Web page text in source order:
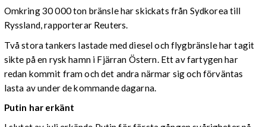
Omkring 30 000 ton bränsle har skickats från Sydkorea till
Ryssland, rapporterar Reuters.
Två stora tankers lastade med diesel och flygbränsle har tagit
sikte på en rysk hamn i Fjärran Östern. Ett av fartygen har
redan kommit fram och det andra närmar sig och förväntas
lasta av under de kommande dagarna.
Putin har erkänt